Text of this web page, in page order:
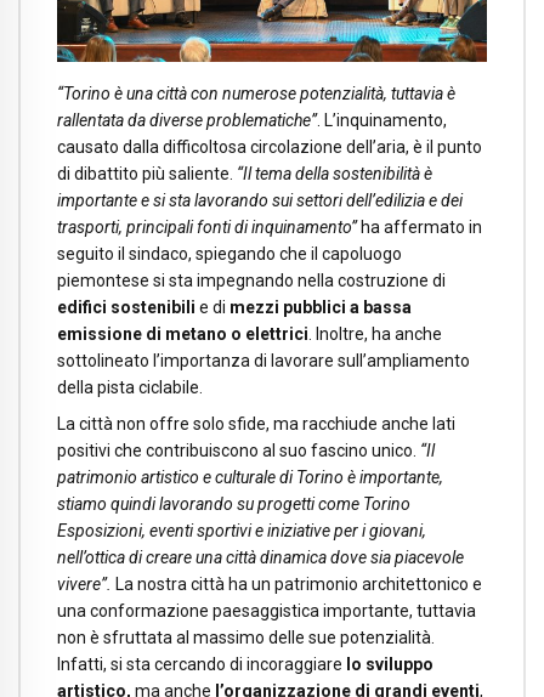
“Torino è una città con numerose potenzialità, tuttavia è
rallentata da diverse problematiche”. L’inquinamento,
causato dalla difficoltosa circolazione dell’aria, è il punto
di dibattito più saliente. “Il tema della sostenibilità è
importante e si sta lavorando sui settori dell’edilizia e dei
trasporti, principali fonti di inquinamento”ha affermato in
seguito il sindaco, spiegando che il capoluogo
piemontese si sta impegnando nella costruzione di
edifici sostenibili e di mezzi pubblici a bassa
emissione di metano o elettrici . Inoltre, ha anche
sottolineato l’importanza di lavorare sull’ampliamento
della pista ciclabile.
La città non offre solo sfide, ma racchiude anche lati
positivi che contribuiscono al suo fascino unico. “Il
patrimonio artistico e culturale di Torino è importante,
stiamo quindi lavorando su progetti come Torino
Esposizioni, eventi sportivi e iniziative per i giovani,
nell’ottica di creare una città dinamica dove sia piacevole
vivere”. La nostra città ha un patrimonio architettonico e
una conformazione paesaggistica importante, tuttavia
non è sfruttata al massimo delle sue potenzialità.
Infatti, si sta cercando di incoraggiare lo sviluppo
artistico, ma anche l’organizzazione di grandi eventi,